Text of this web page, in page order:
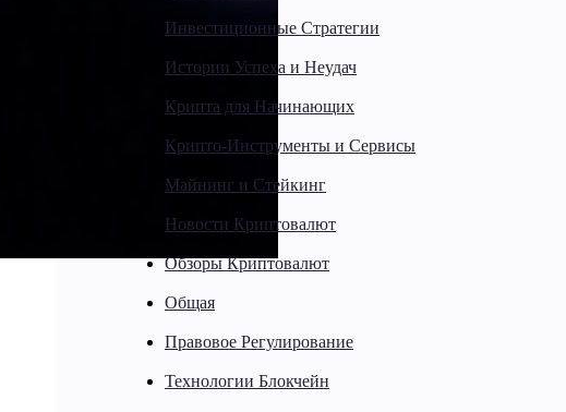
Инвестиционные Стратегии
Истории Успеха и Неудач
Крипта для Начинающих
Крипто-Инструменты и Сервисы
Майнинг и Стейкинг
Новости Криптовалют
Обзоры Криптовалют
Общая
Правовое Регулирование
Технологии Блокчейн